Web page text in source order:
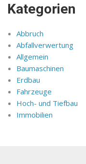
Kategorien
Abbruch
Abfallverwertung
Allgemein
Baumaschinen
Erdbau
Fahrzeuge
Hoch- und Tiefbau
Immobilien